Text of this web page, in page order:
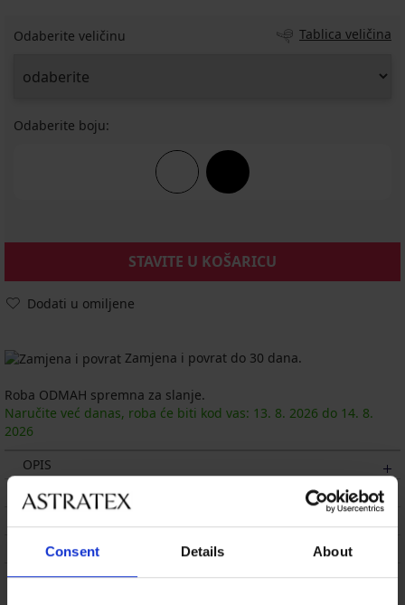
Consent Details About
Odaberite veličinu Tablica veličina
Odaberite boju:
STAVITE U KOŠARICU
Dodati u omiljene
Zamjena i povrat do 30 dana.
Roba ODMAH spremna za slanje.
Naručite već danas, roba će biti kod vas: 13. 8. 2026 do 14. 8.
2026
OPIS
DOSTAVA I PLAĆANJE
ODRŽAVANJE I PRANJE